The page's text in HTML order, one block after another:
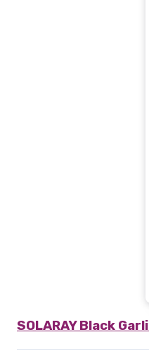
SOLARAYBlack